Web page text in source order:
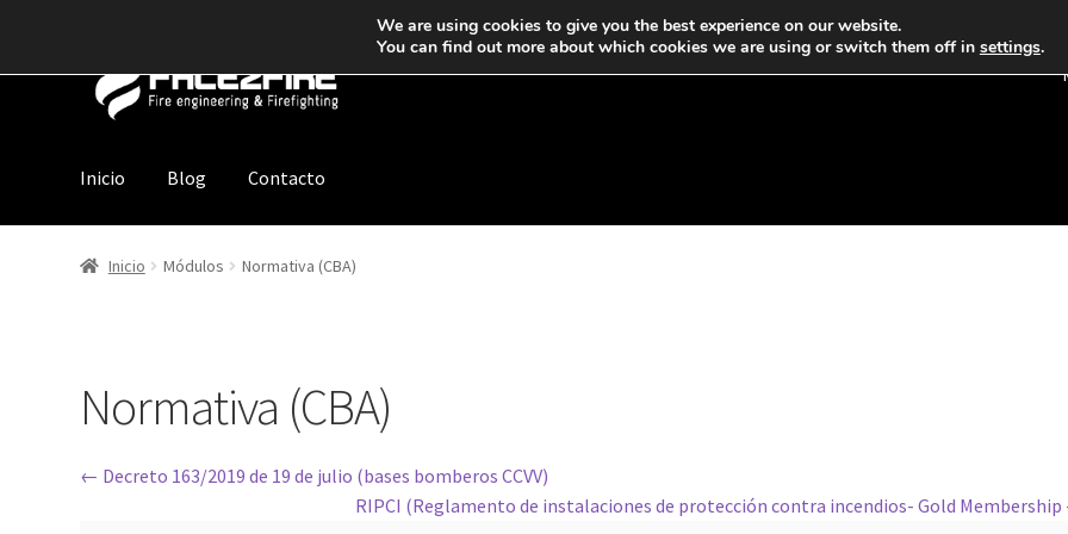
Inicio Blog Contacto
Inicio Módulos Normativa (CBA)
Normativa (CBA)
Decreto 163/2019 de 19 de julio (bases bomberos CCVV)
RIPCI (Reglamento de instalaciones de protección contra incendios- Gold Membership -
We are using cookies to give you the best experience on our website.
You can find out more about which cookies we are using or switch them off in settings.